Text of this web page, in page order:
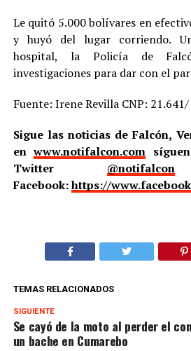
Le quitó 5.000 bolívares en
y huyó del lugar corriendo.
hospital, la Policía de
investigaciones para dar con el
Fuente: Irene Revilla CNP:
Sigue las noticias de Falcón,
enwww.notifalcon.com
Twitter @notifalcon
Facebook:https://
TEMAS RELACIONADOS
SIGUIENTE
Se cayó de la moto al perder el
un bache en Cumarebo